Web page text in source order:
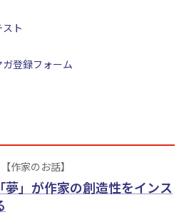
ト
ガ登録フォーム
【作家のお話】
夢」が作家の創造性をインス